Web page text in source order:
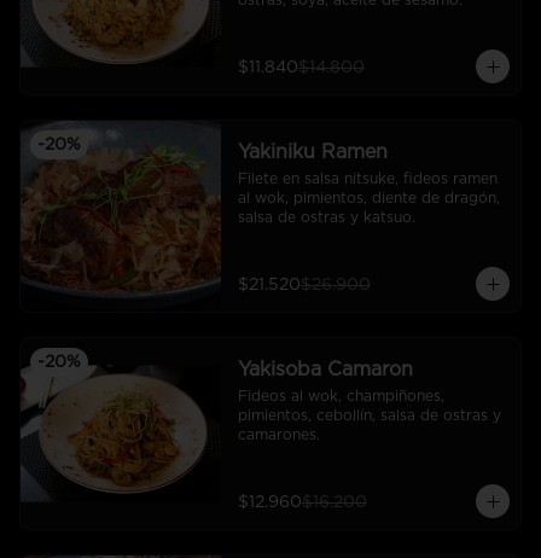
$11.840$14.800
-20% Yakiniku Ramen
Filete en salsa nitsuke, fideos ramen
al wok, pimientos, diente de dragón,
salsa de ostras y katsuo.
$21.520$26.900
-20% Yakisoba Camaron
Fideos al wok, champiñones,
pimientos, cebollín, salsa de ostras y
camarones.
$12.960$16.200